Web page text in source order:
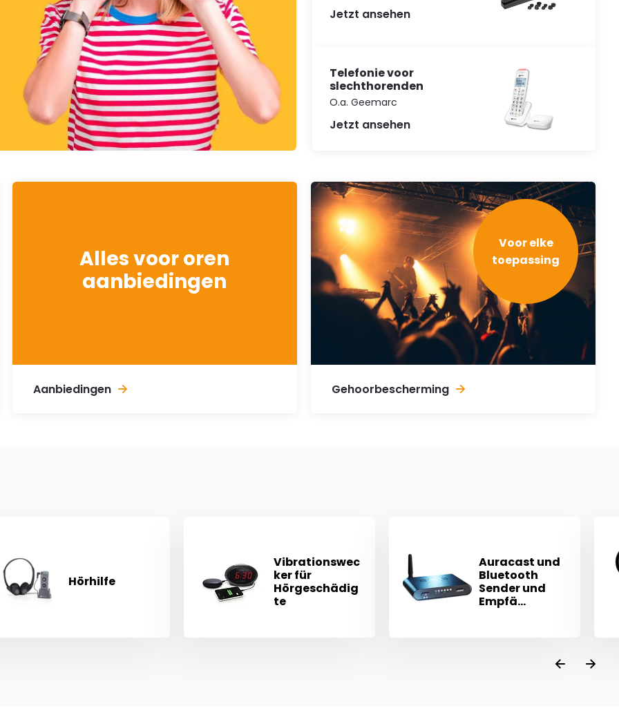
Alles voor oren
aanbiedingen
Aanbiedingen
Voor elke
toepassing
Gehoorbescherming
Jetzt ansehen
Telefonie voor
slechthorenden
O.a. Geemarc
Jetzt ansehen
Hörhilfe
Vibrationswec
ker für
Hörgeschädig
te
Auracast und
Bluetooth
Sender und
Empfä...